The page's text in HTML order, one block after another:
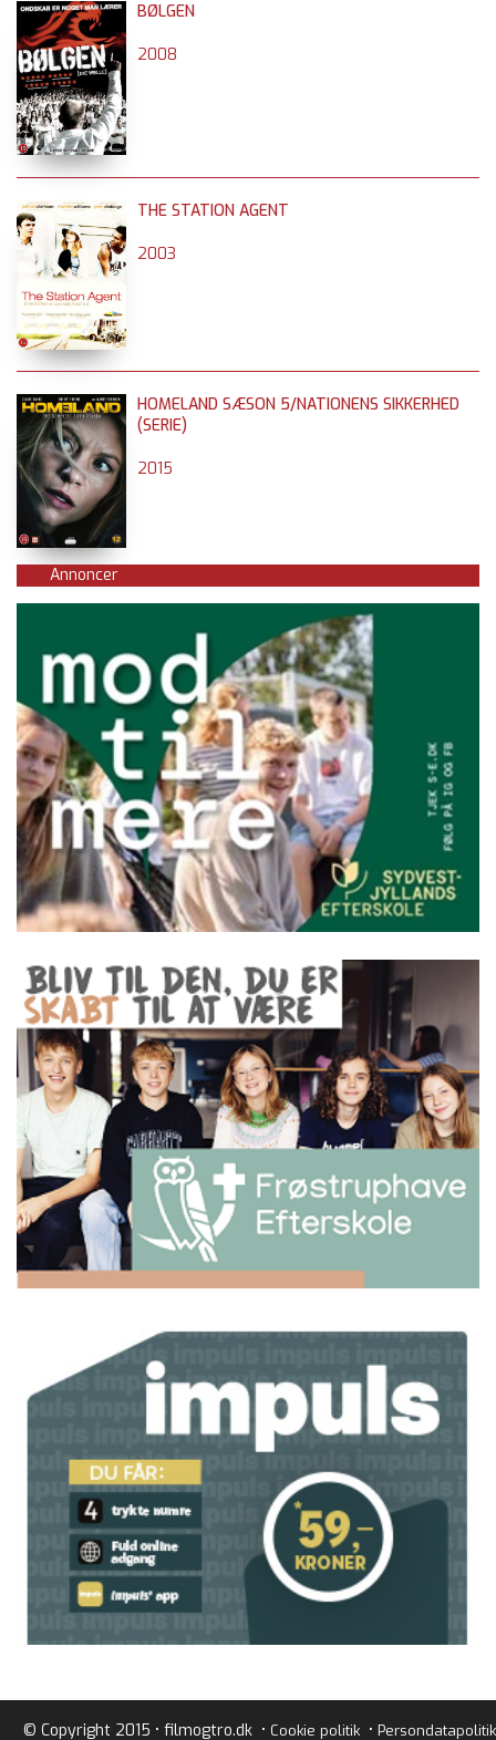
BØLGEN
2008
THE STATION AGENT
2003
HOMELAND SÆSON 5/NATIONENS SIKKERHED
(SERIE)
2015
Annoncer
© Copyright 2015 • filmogtro.dk • Cookie politik• Persondatapolitik